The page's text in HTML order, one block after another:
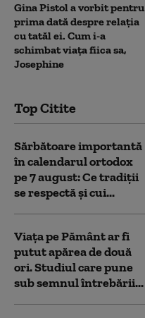
Gina Pistol a vorbit pentru
prima dată despre relația
cu tatăl ei. Cum i-a
schimbat viața fiica sa,
Josephine
Top Citite
Sărbătoare importantă
în calendarul ortodox
pe 7 august: Ce tradiții
se respectă și cui...
Viața pe Pământ ar fi
putut apărea de două
ori. Studiul care pune
sub semnul întrebării...